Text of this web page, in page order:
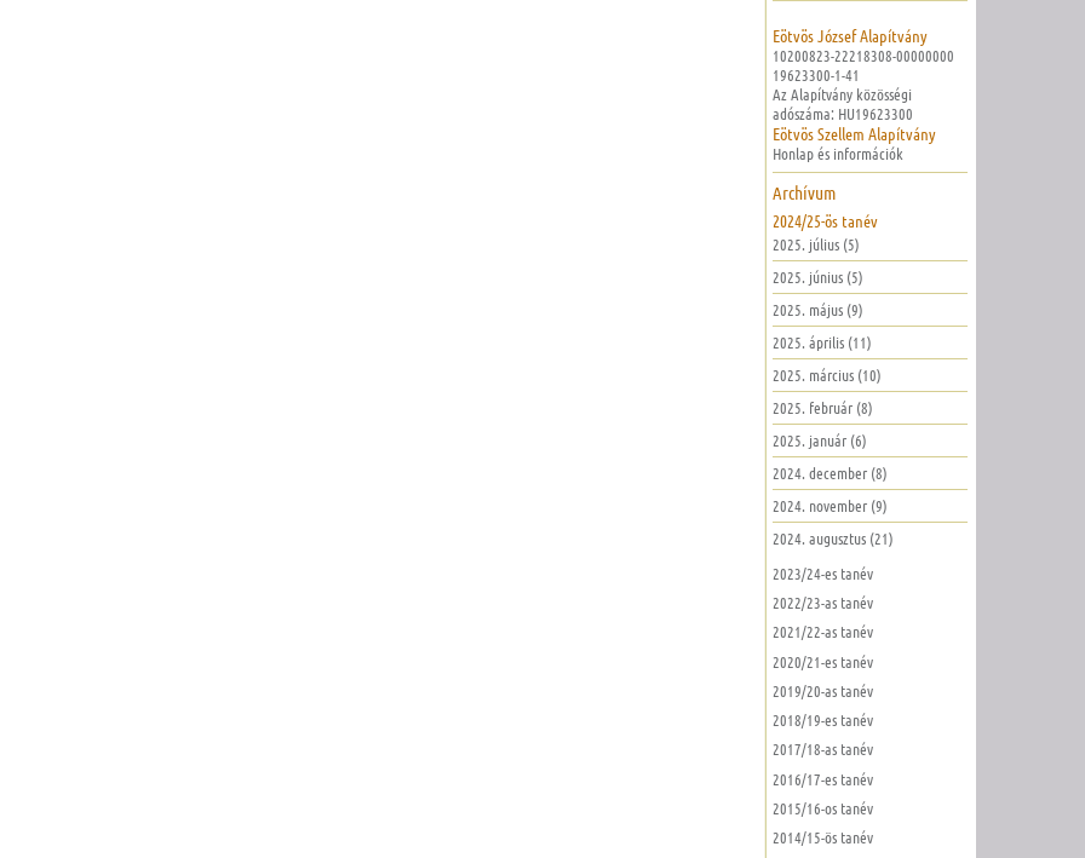
Eötvös József Alapítvány
10200823-22218308-00000000
19623300-1-41
Az Alapítvány közösségi
adószáma: HU19623300
Eötvös Szellem Alapítvány
Honlap és információk
Archívum
2024/25-ös tanév
2025. július (5)
2025. június (5)
2025. május (9)
2025. április (11)
2025. március (10)
2025. február (8)
2025. január (6)
2024. december (8)
2024. november (9)
2024. augusztus (21)
2023/24-es tanév
2022/23-as tanév
2021/22-as tanév
2020/21-es tanév
2019/20-as tanév
2018/19-es tanév
2017/18-as tanév
2016/17-es tanév
2015/16-os tanév
2014/15-ös tanév